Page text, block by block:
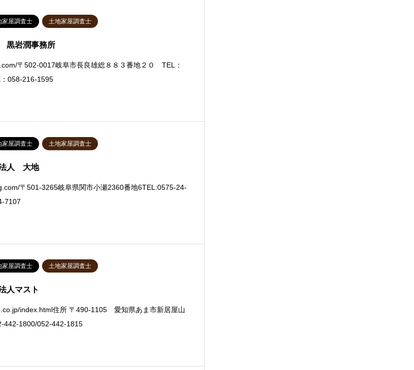
家屋調査士 土地家屋調査士
黒岩潤事務所
〒502-0017岐阜市長良雄総８８３番地２０ TEL：
058-216-1595
家屋調査士 土地家屋調査士
法人 大地
〒501-3265岐阜県関市小瀬2360番地6TEL:0575-24-
7107
家屋調査士 土地家屋調査士
人マスト
index.html住所 〒490-1105 愛知県あま市新居屋山
442-1800/052-442-1815